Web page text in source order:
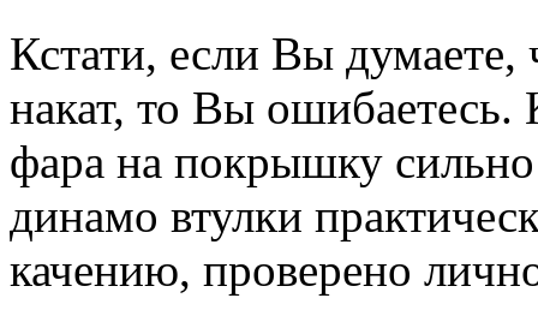
Кстати, если Вы думаете,
накат, то Вы ошибаетесь.
фара на покрышку
динамо втулки
качению, проверено